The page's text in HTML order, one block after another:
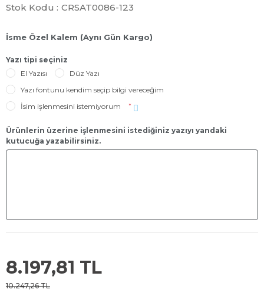
Stok Kodu : CRSAT0086-123
İsme Özel Kalem (Aynı Gün Kargo)
Yazı tipi seçiniz
El Yazısı
Düz Yazı
Yazı fontunu kendim seçip bilgi vereceğim
İsim işlenmesini istemiyorum
*
Ürünlerin üzerine işlenmesini istediğiniz yazıyı yandaki
kutucuğa yazabilirsiniz.
8.197,81 TL
10.247,26 TL